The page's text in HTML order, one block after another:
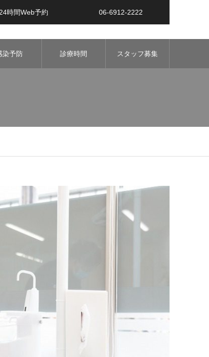
24時間Web予約 06‐6912‐2222
染予防 診療時間 スタッフ募集